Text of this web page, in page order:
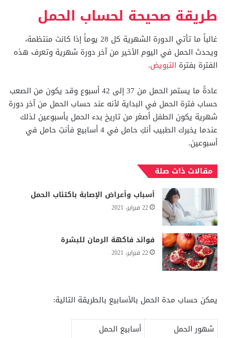
طريقة صحيحة لحساب الحمل
غالباً ما تأتي الدورة الشهرية كل 28 يوماً إذا كانت منتظمة،
ويحدث الحمل في اليوم الأخير من آخر دورة شهرية وتعرف هذه
الفترة بفترة التبويض.
عادةً ما يستمر الحمل من 37 إلى 42 أسبوع وقد يكون من الصعب
حساب فترة الحمل في البداية لأنه عند حساب الحمل من آخر دورة
شهرية يكون الطفل أصغر من تاريخ بدء الحمل بأسبوعين لذلك
عندما يخبرك الطبيب أنكِ حامل في 4 أسابيع فأنتِ حامل في
أسبوعين.
مقالات ذات صلة
أسباب وأعراض الإصابة باكتئاب الحمل
22 فبراير، 2021
فوائد فاكهة الرمان للبشرة
22 فبراير، 2021
يمكن حساب مدة الحمل بالأسابيع بالطريقة التالية:
شهور الحمل
أسابيع الحمل